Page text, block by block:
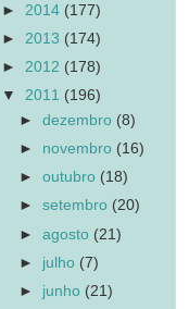
► 2014 (177)
► 2013 (174)
► 2012 (178)
▼ 2011 (196)
►dezembro (8)
► novembro (16)
►outubro (18)
►setembro (20)
►agosto (21)
► julho (7)
► junho (21)